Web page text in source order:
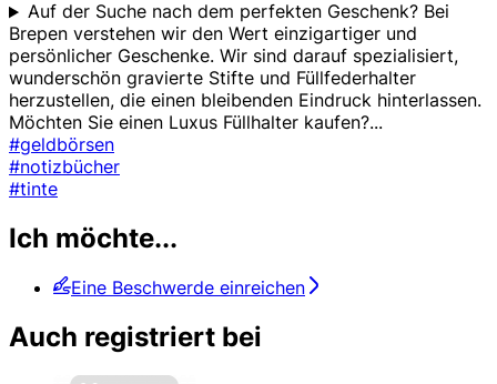
Auf der Suche nach dem perfekten Geschenk? Bei
Brepen verstehen wir den Wert einzigartiger und
persönlicher Geschenke. Wir sind darauf spezialisiert,
wunderschön gravierte Stifte und Füllfederhalter
herzustellen, die einen bleibenden Eindruck hinterlassen.
Möchten Sie einen Luxus Füllhalter kaufen?...
#geldbörsen
#notizbücher
#tinte
Ich möchte...
Eine Beschwerde einreichen
Auch registriert bei